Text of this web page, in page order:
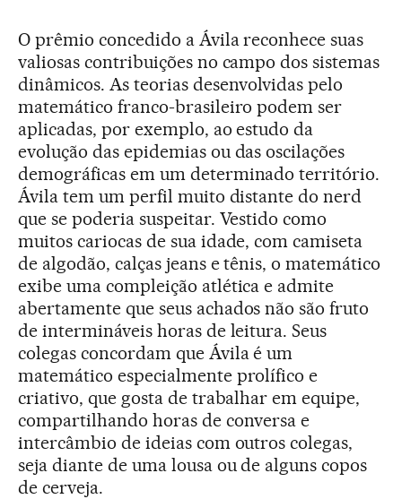
O prêmio concedido a Ávila reconhece suas
valiosas contribuições no campo dos sistemas
dinâmicos. As teorias desenvolvidas pelo
matemático franco-brasileiro podem ser
aplicadas, por exemplo, ao estudo da
evolução das epidemias ou das oscilações
demográficas em um determinado território.
Ávila tem um perfil muito distante do nerd
que se poderia suspeitar. Vestido como
muitos cariocas de sua idade, com camiseta
de algodão, calças jeans e tênis, o matemático
exibe uma compleição atlética e admite
abertamente que seus achados não são fruto
de intermináveis horas de leitura. Seus
colegas concordam que Ávila é um
matemático especialmente prolífico e
criativo, que gosta de trabalhar em equipe,
compartilhando horas de conversa e
intercâmbio de ideias com outros colegas,
seja diante de uma lousa ou de alguns copos
de cerveja.